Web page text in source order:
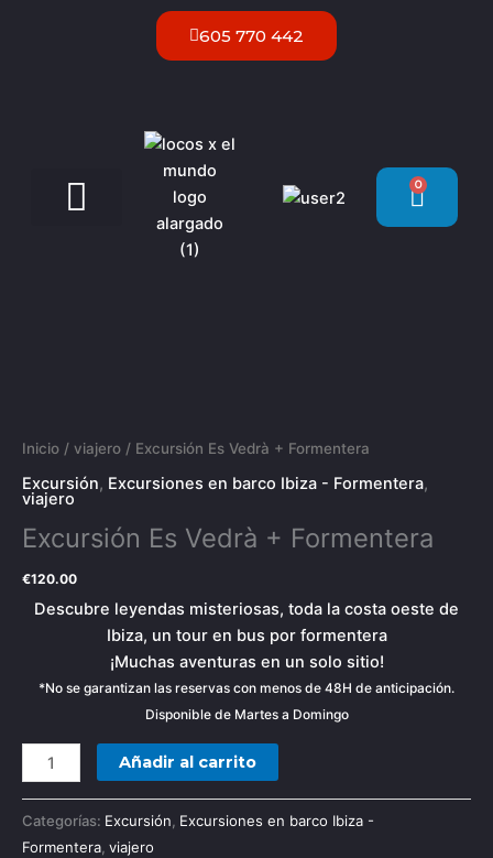
605 770 442
0
Inicio / viajero / Excursión Es Vedrà + Formentera
Excursión, Excursiones en barco Ibiza - Formentera,
viajero
Excursión Es Vedrà + Formentera
€120.00
Descubre leyendas misteriosas, toda la costa oeste de
Ibiza, un tour en bus por formentera
¡Muchas aventuras en un solo sitio!
*No se garantizan las reservas con menos de 48H de anticipación.
Disponible de Martes a Domingo
Añadir al carrito
Categorías: Excursión Excursiones en barco Ibiza -
Formentera viajero